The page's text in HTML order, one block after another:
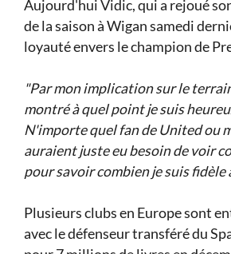
Aujourd'hui Vidic, qui a rejoué
de la saison à Wigan samedi
loyauté envers le champion de
"Par mon implication sur le
montré à quel point je suis
N'importe quel fan de United ou
auraient juste eu besoin de voir
pour savoir combien je suis fidèle
Plusieurs clubs en Europe sont
avec le défenseur transféré du